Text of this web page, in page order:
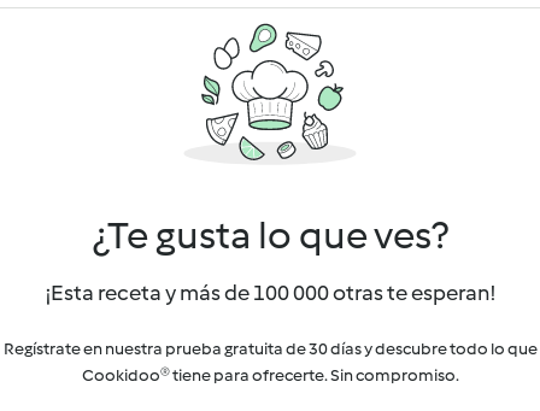
¿Te gusta lo que ves?
¡Esta receta y más de 100 000 otras te esperan!
Regístrate en nuestra prueba gratuita de 30 días y descubre todo lo que
Cookidoo® tiene para ofrecerte. Sin compromiso.